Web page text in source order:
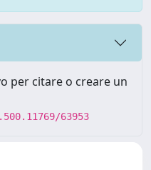
per citare o creare un
63953